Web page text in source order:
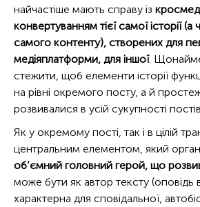
найчастіше мають справу із
конвертуванням тієї самої історії (а
самого контенту), створених для
медіяплатформи, для іншої.
стежити, щоб елементи історії
на рівні окремого посту, а й
розвивалися в усій сукупності
Як у окремому пості, так і в цілій
центральним елементом, який
об’ємний головний герой, що
може бути як автор тексту (оповідь
характерна для сповідальної,